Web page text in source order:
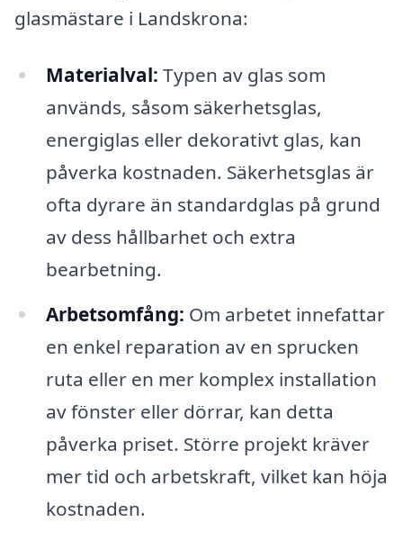
glasmästare i Landskrona:
Materialval: Typen av glas som
används, såsom säkerhetsglas,
energiglas eller dekorativt glas, kan
påverka kostnaden. Säkerhetsglas är
ofta dyrare än standardglas på grund
av dess hållbarhet och extra
bearbetning.
Arbetsomfång: Om arbetet innefattar
en enkel reparation av en sprucken
ruta eller en mer komplex installation
av fönster eller dörrar, kan detta
påverka priset. Större projekt kräver
mer tid och arbetskraft, vilket kan höja
kostnaden.